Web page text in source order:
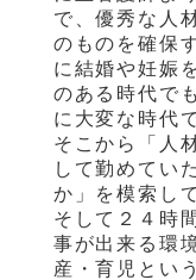
で、優秀な人
のものを確保
に結婚や妊娠
のある時代で
に大変な時代
そこから「人
して勤めてい
か」を模索し
そして２４時
事が出来る環
産・育児とい